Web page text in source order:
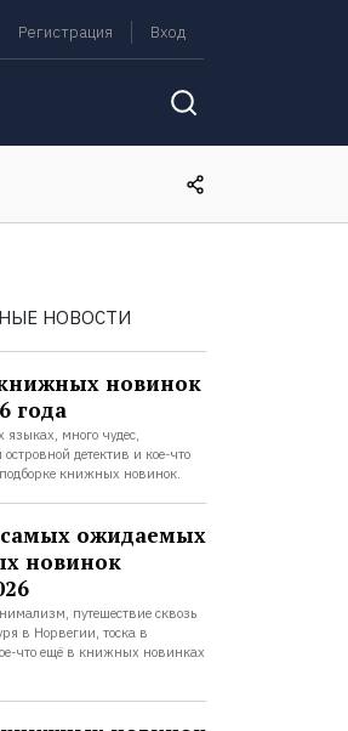
Регистрация Вход
НОВОСТИ
новинок
года
языках, много чудес,
детектив и кое-что
книжных новинок.
ожидаемых
новинок
путешествие сквозь
в Норвегии, тоска в
что ещё в книжных новинках